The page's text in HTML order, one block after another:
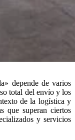
depende de varios
total del envío y los
de la logística y
que superan ciertos
y servicios